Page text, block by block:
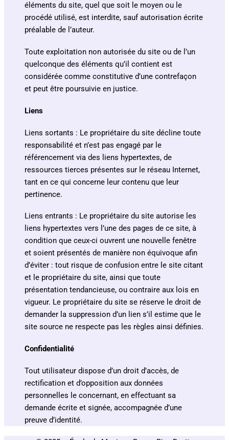
éléments du site, quel que soit le moyen ou le
procédé utilisé, est interdite, sauf autorisation écrite
préalable de l’auteur.
Toute exploitation non autorisée du site ou de l’un
quelconque des éléments qu’il contient est
considérée comme constitutive d’une contrefaçon
et peut être poursuivie en justice.
Liens
Liens sortants : Le propriétaire du site décline toute
responsabilité et n’est pas engagé par le
référencement via des liens hypertextes, de
ressources tierces présentes sur le réseau Internet,
tant en ce qui concerne leur contenu que leur
pertinence.
Liens entrants : Le propriétaire du site autorise les
liens hypertextes vers l’une des pages de ce site, à
condition que ceux-ci ouvrent une nouvelle fenêtre
et soient présentés de manière non équivoque afin
d’éviter : tout risque de confusion entre le site citant
et le propriétaire du site, ainsi que toute
présentation tendancieuse, ou contraire aux lois en
vigueur. Le propriétaire du site se réserve le droit de
demander la suppression d’un lien s’il estime que le
site source ne respecte pas les règles ainsi définies.
Confidentialité
Tout utilisateur dispose d’un droit d’accès, de
rectification et d’opposition aux données
personnelles le concernant, en effectuant sa
demande écrite et signée, accompagnée d’une
preuve d’identité.